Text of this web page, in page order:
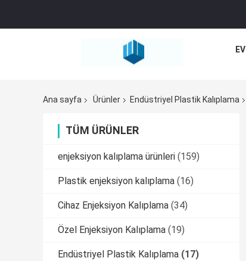
EV
Ana sayfa Ürünler Endüstriyel Plastik Kalıplama
TÜM ÜRÜNLER
enjeksiyon kalıplama ürünleri (159)
Plastik enjeksiyon kalıplama (16)
Cihaz Enjeksiyon Kalıplama (34)
Özel Enjeksiyon Kalıplama (19)
Endüstriyel Plastik Kalıplama (17)